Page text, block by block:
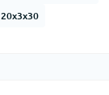
20x3x30